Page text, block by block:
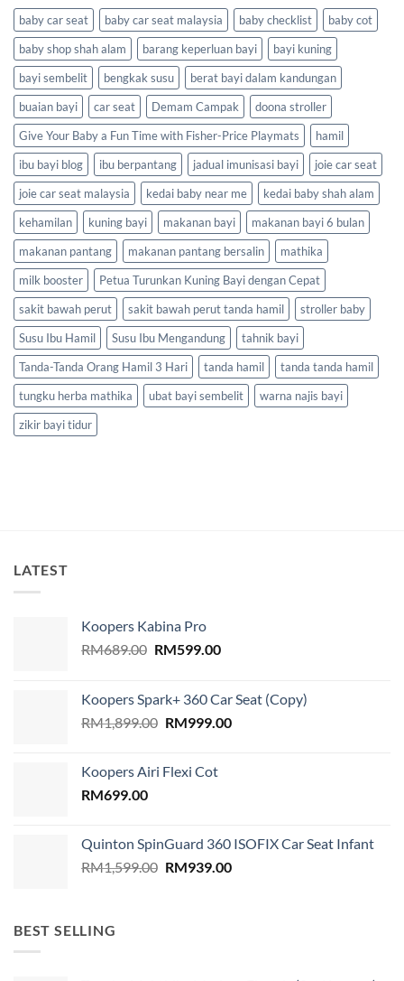
baby car seat baby car seat malaysia baby checklist
baby cot
baby shop shah alam
barang keperluan bayi
bayi kuning
bayi sembelit
bengkak susu
berat bayi dalam kandungan
buaian bayi
car seat Demam Campak
doona stroller
Give Your Baby a Fun Time with Fisher-Price Playmats
hamil
ibu bayi blog
ibu berpantang jadual imunisasi bayi
joie car seat
joie car seat malaysia
kedai baby near me
kedai baby shah alam
kehamilan
kuning bayi makanan bayi
makanan bayi 6 bulan
makanan pantang
makanan pantang bersalin
mathika
milk booster
Petua Turunkan Kuning Bayi dengan Cepat
sakit bawah perut
sakit bawah perut tanda hamil
stroller baby
Susu Ibu Hamil
Susu Ibu Mengandung
tahnik bayi
Tanda-Tanda Orang Hamil 3 Hari
tanda hamil
tanda tanda hamil
tungku herba mathika
ubat bayi sembelit
warna najis bayi
zikir bayi tidur
LATEST
Koopers Kabina Pro
RM689.00 Original
RM689.00.
RM599.00Current
RM599.00.
Koopers Spark+ 360 Car Seat (Copy)
RM1,899.00 Original
RM1,899.00.
RM999.00Current
Koopers Airi Flexi Cot
RM699.00
Quinton SpinGuard 360 ISOFIX Car Seat Infant
RM1,599.00 Original
RM939.00Current
BEST SELLING